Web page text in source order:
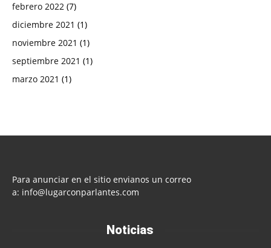
febrero 2022 (7)
diciembre 2021 (1)
noviembre 2021 (1)
septiembre 2021 (1)
marzo 2021 (1)
Para anunciar en el sitio envianos un correo
a: info@lugarconparlantes.com
Noticias